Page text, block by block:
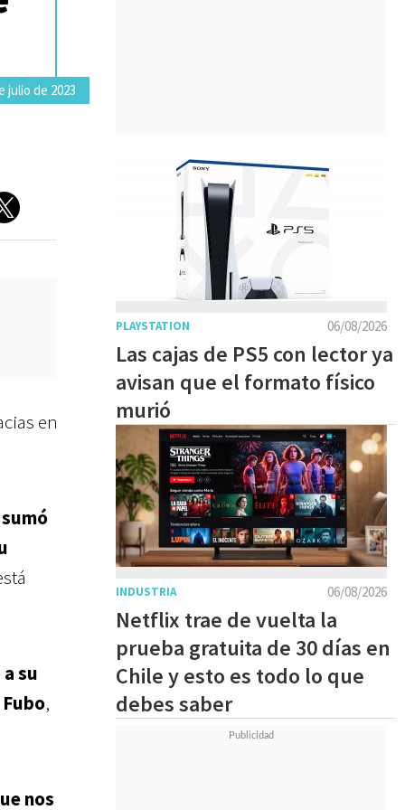
julio de 2023
en
su
Fubo,
nos
06/08/2026
PLAYSTATION
Las cajas de PS5 con lector ya
avisan que el formato físico
murió
06/08/2026
INDUSTRIA
Netflix trae de vuelta la
prueba gratuita de 30 días en
Chile y esto es todo lo que
debes saber